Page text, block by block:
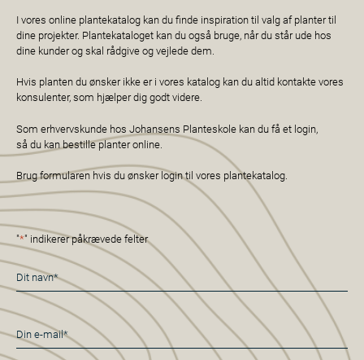
I vores online plantekatalog kan du finde inspiration til valg af planter til
dine projekter. Plantekataloget kan du også bruge, når du står ude hos
dine kunder og skal rådgive og vejlede dem.
Hvis planten du ønsker ikke er i vores katalog kan du altid kontakte vores
konsulenter, som hjælper dig godt videre.
Som erhvervskunde hos Johansens Planteskole kan du få et login,
så du kan bestille planter online.
Brug formularen hvis du ønsker login til vores plantekatalog.
"*" indikerer påkrævede felter
Navn
*
E-
mail